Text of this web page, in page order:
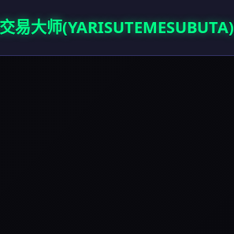
易大师(YARISUTEMESUBUTA)